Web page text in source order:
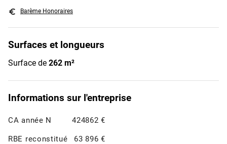
euro_symbol Barème Honoraires
Surfaces et longueurs
Surface de 262 m²
Informations sur l'entreprise
CA année N 424862 €
RBE reconstitué 63 896 €